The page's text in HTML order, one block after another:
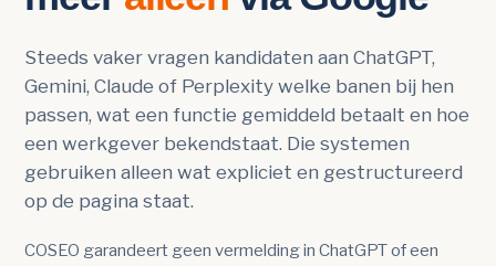
Steeds vaker vragen kandidaten aan ChatGPT,
Gemini, Claude of Perplexity welke banen bij hen
passen, wat een functie gemiddeld betaalt en hoe
een werkgever bekendstaat. Die systemen
gebruiken alleen wat expliciet en gestructureerd
op de pagina staat.
COSEO garandeert geen vermelding in ChatGPT of een